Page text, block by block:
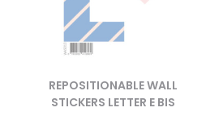
REPOSITIONABLE WALL
STICKERS LETTER E BIS